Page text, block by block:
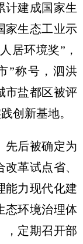
计建成国家生
家生态工业示
居环境奖”，
”称号，泗洪
市盐都区被评
创新基地。
先后被确定为
革试点省、
能力现代化建
态环境治理体
，定期召开部